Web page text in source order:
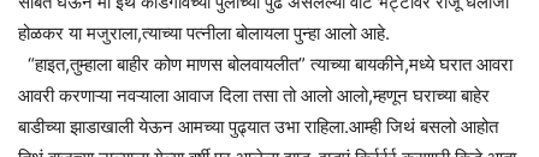
होळकर या मजुराला,त्याच्या पत्नीला बोलायला पुन्हा आलो आहे.
“हाइत,तुम्हाला बाहीर कोण माणस बोलवायलीत” त्याच्या बायकीने,मध्ये घरात आवरा
आवरी करणाऱ्या नवऱ्याला आवाज दिला तसा तो आलो आलो,म्हणून घराच्या बाहेर
बाडीच्या झाडाखाली येऊन आमच्या पुढ्यात उभा राहिला.आम्ही जिथं बसलो आहोत